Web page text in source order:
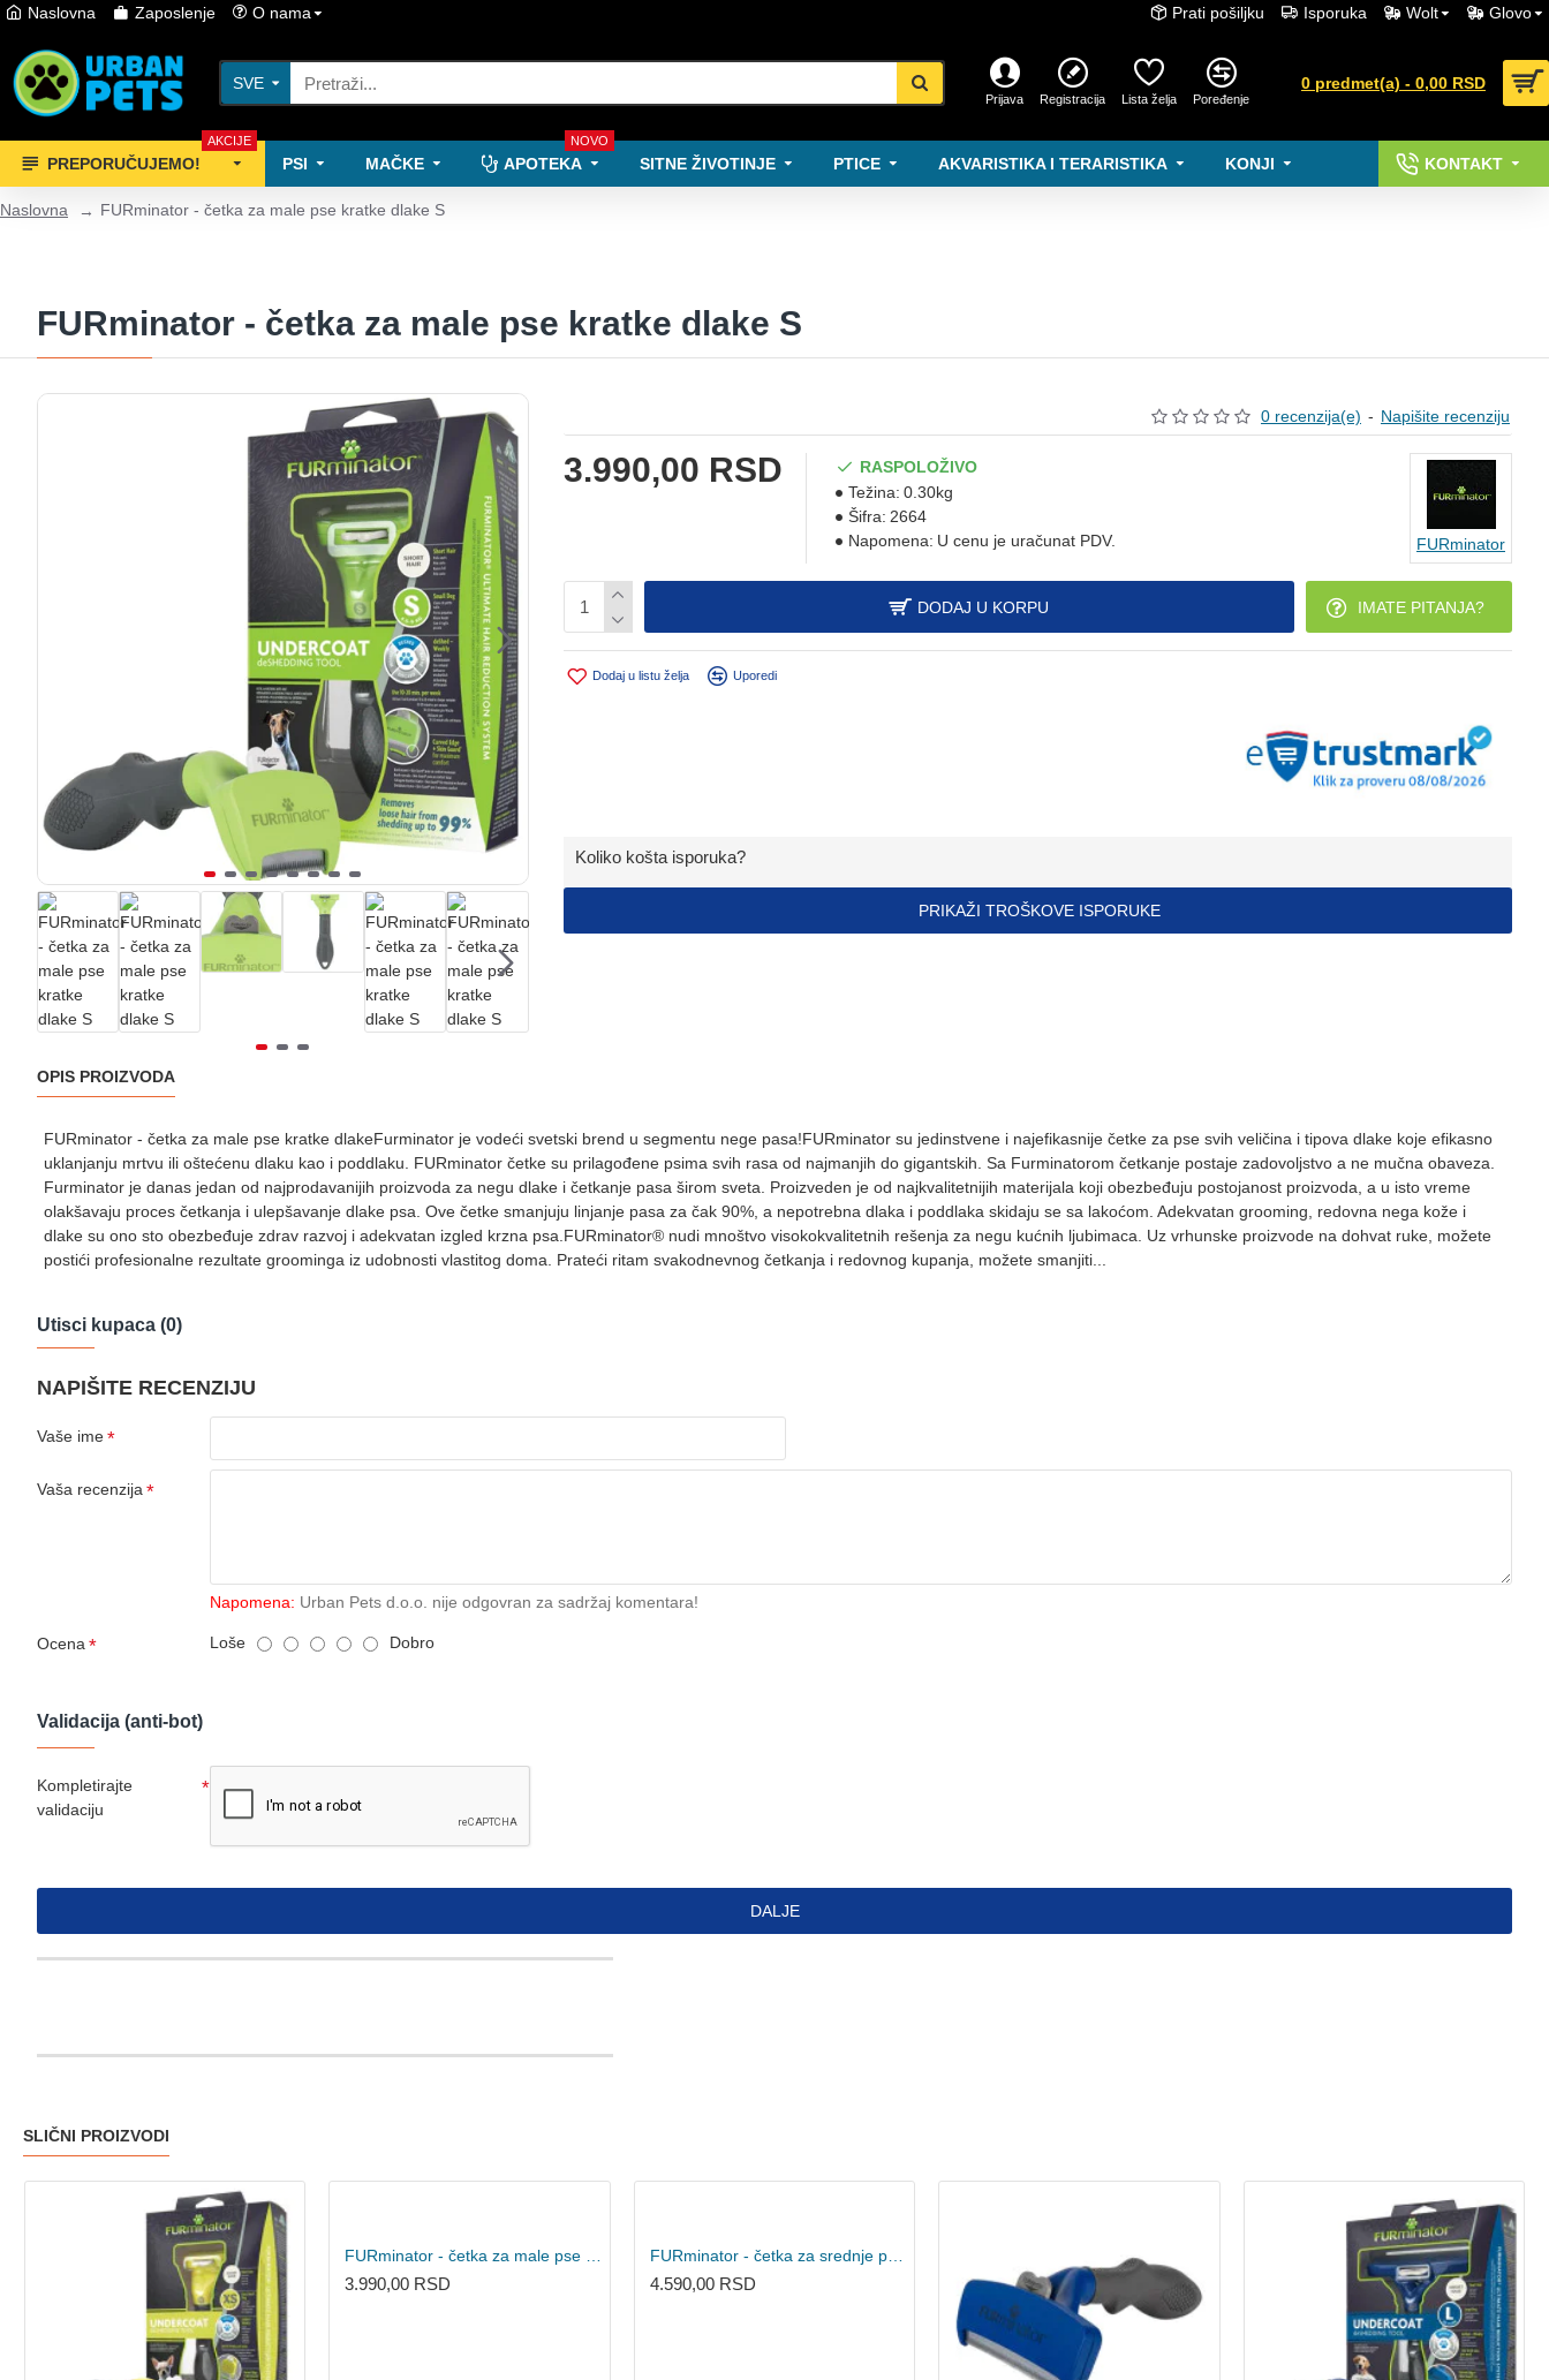
Naslovna Zaposlenje O nama Prati pošiljku Isporuka Wolt Glovo
SVE
Prijava Registracija Lista želja Poređenje
0 predmet(a) - 0,00 RSD
PREPORUČUJEMO!
AKCIJE
PSI MAČKE APOTEKA
NOVO
SITNE ŽIVOTINJE PTICE AKVARISTIKA I TERARISTIKA KONJI KONTAKT
Naslovna FURminator - četka za male pse kratke dlake S
FURminator - četka za male pse kratke dlake S
0 recenzija(e) - Napišite recenziju
3.990,00 RSD
RASPOLOŽIVO
Težina: 0.30kg
Šifra: 2664
Napomena: U cenu je uračunat PDV. FURminator
DODAJ U KORPU IMATE PITANJA?
Dodaj u listu želja Uporedi
Koliko košta isporuka?
PRIKAŽI TROŠKOVE ISPORUKE
OPIS PROIZVODA
FURminator - četka za male pse kratke dlakeFurminator je vodeći svetski brend u segmentu nege pasa!FURminator su jedinstvene i najefikasnije četke za pse svih veličina i tipova dlake koje efikasno
uklanjanju mrtvu ili oštećenu dlaku kao i poddlaku. FURminator četke su prilagođene psima svih rasa od najmanjih do gigantskih. Sa Furminatorom četkanje postaje zadovoljstvo a ne mučna obaveza.
Furminator je danas jedan od najprodavanijih proizvoda za negu dlake i četkanje pasa širom sveta. Proizveden je od najkvalitetnijih materijala koji obezbeđuju postojanost proizvoda, a u isto vreme
olakšavaju proces četkanja i ulepšavanje dlake psa. Ove četke smanjuju linjanje pasa za čak 90%, a nepotrebna dlaka i poddlaka skidaju se sa lakoćom. Adekvatan grooming, redovna nega kože i
dlake su ono sto obezbeđuje zdrav razvoj i adekvatan izgled krzna psa.FURminator® nudi mnoštvo visokokvalitetnih rešenja za negu kućnih ljubimaca. Uz vrhunske proizvode na dohvat ruke, možete
postići profesionalne rezultate groominga iz udobnosti vlastitog doma. Prateći ritam svakodnevnog četkanja i redovnog kupanja, možete smanjiti...
Utisci kupaca (0)
NAPIŠITE RECENZIJU
Vaše ime
Vaša recenzija
Napomena: Urban Pets d.o.o. nije odgovran za sadržaj komentara!
Ocena Loše Dobro
Validacija (anti-bot)
Kompletirajte
validaciju
DALJE
SLIČNI PROIZVODI
3.990,00 RSD
FURminator - četka za srednje pse kratke dlake M
4.590,00 RSD